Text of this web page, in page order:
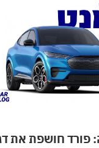
פורד חושפת את